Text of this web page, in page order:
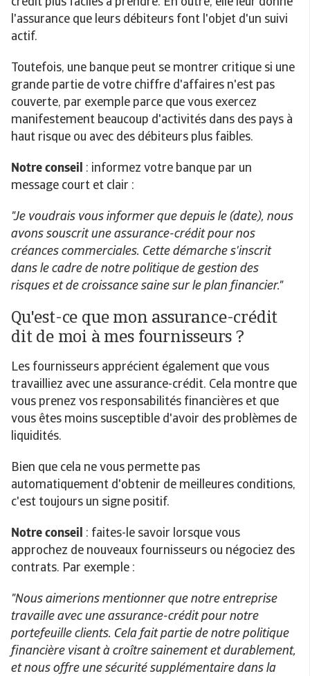
l'assurance que leurs débiteurs font l'objet d'un suivi
actif.
Toutefois, une banque peut se montrer critique si une
grande partie de votre chiffre d'affaires n'est pas
couverte, par exemple parce que vous exercez
manifestement beaucoup d'activités dans des pays à
haut risque ou avec des débiteurs plus faibles.
Notre conseil : informez votre banque par un
message court et clair :
"Je voudrais vous informer que depuis le (date), nous
avons souscrit une assurance-crédit pour nos
créances commerciales. Cette démarche s'inscrit
dans le cadre de notre politique de gestion des
risques et de croissance saine sur le plan financier."
Qu'est-ce que mon assurance-crédit
dit de moi à mes fournisseurs ?
Les fournisseurs apprécient également que vous
travailliez avec une assurance-crédit. Cela montre que
vous prenez vos responsabilités financières et que
vous êtes moins susceptible d'avoir des problèmes de
liquidités.
Bien que cela ne vous permette pas
automatiquement d'obtenir de meilleures conditions,
c'est toujours un signe positif.
Notre conseil : faites-le savoir lorsque vous
approchez de nouveaux fournisseurs ou négociez des
contrats. Par exemple :
"Nous aimerions mentionner que notre entreprise
travaille avec une assurance-crédit pour notre
portefeuille clients. Cela fait partie de notre politique
financière visant à croître sainement et durablement,
et nous offre une sécurité supplémentaire dans la